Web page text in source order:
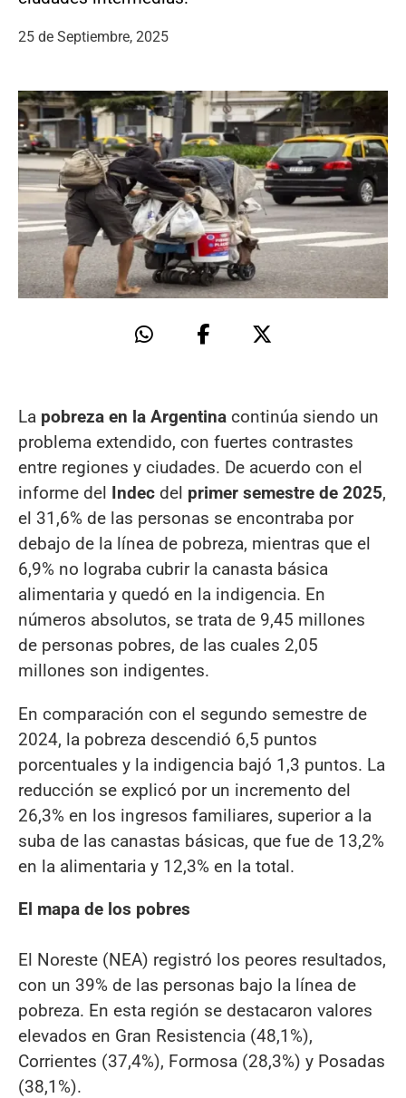
25 de Septiembre, 2025
La pobreza en la Argentina continúa siendo un
problema extendido, con fuertes contrastes
entre regiones y ciudades. De acuerdo con el
informe del Indec del primer semestre de 2025,
el 31,6% de las personas se encontraba por
debajo de la línea de pobreza, mientras que el
6,9% no lograba cubrir la canasta básica
alimentaria y quedó en la indigencia. En
números absolutos, se trata de 9,45 millones
de personas pobres, de las cuales 2,05
millones son indigentes.
En comparación con el segundo semestre de
2024, la pobreza descendió 6,5 puntos
porcentuales y la indigencia bajó 1,3 puntos. La
reducción se explicó por un incremento del
26,3% en los ingresos familiares, superior a la
suba de las canastas básicas, que fue de 13,2%
en la alimentaria y 12,3% en la total.
El mapa de los pobres
El Noreste (NEA) registró los peores resultados,
con un 39% de las personas bajo la línea de
pobreza. En esta región se destacaron valores
elevados en Gran Resistencia (48,1%),
Corrientes (37,4%), Formosa (28,3%) y Posadas
(38,1%).